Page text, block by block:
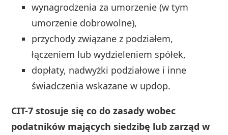
wynagrodzenia za umorzenie (w tym
umorzenie dobrowolne),
przychody związane z podziałem,
łączeniem lub wydzieleniem spółek,
dopłaty, nadwyżki podziałowe i inne
świadczenia wskazane w updop.
CIT-7 stosuje się co do zasady wobec
podatników mających siedzibę lub zarząd w